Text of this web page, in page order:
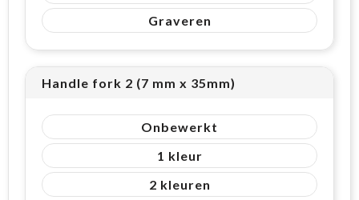
Graveren
Handle fork 2 (7 mm x 35mm)
Onbewerkt
1
2